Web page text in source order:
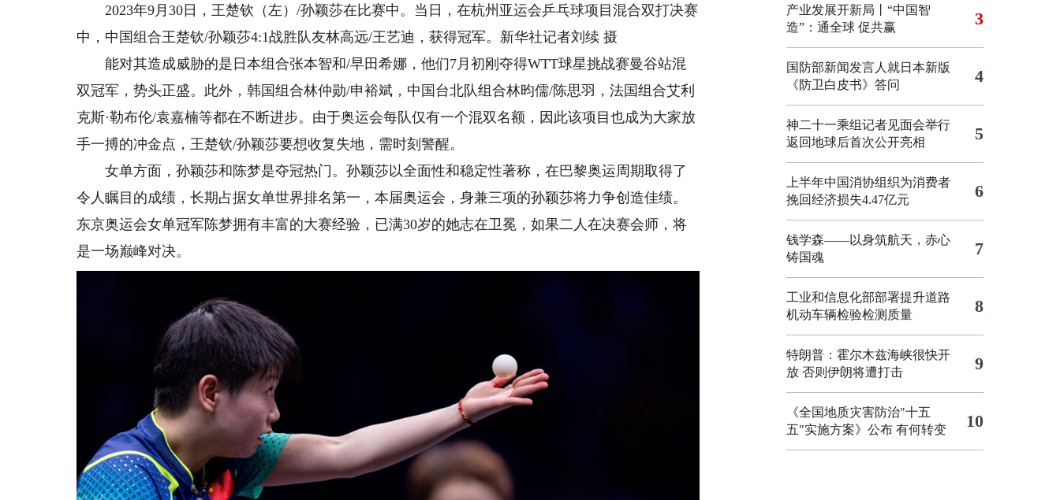
2023年9月30日，王楚钦（左）/孙颖莎在比赛中。当日，在杭州亚运会乒乓球项目混合双打决赛
中，中国组合王楚钦/孙颖莎4:1战胜队友林高远/王艺迪，获得冠军。新华社记者刘续 摄
能对其造成威胁的是日本组合张本智和/早田希娜，他们7月初刚夺得WTT球星挑战赛曼谷站混
双冠军，势头正盛。此外，韩国组合林仲勋/申裕斌，中国台北队组合林昀儒/陈思羽，法国组合艾利
克斯·勒布伦/袁嘉楠等都在不断进步。由于奥运会每队仅有一个混双名额，因此该项目也成为大家放
手一搏的冲金点，王楚钦/孙颖莎要想收复失地，需时刻警醒。
女单方面，孙颖莎和陈梦是夺冠热门。孙颖莎以全面性和稳定性著称，在巴黎奥运周期取得了
令人瞩目的成绩，长期占据女单世界排名第一，本届奥运会，身兼三项的孙颖莎将力争创造佳绩。
东京奥运会女单冠军陈梦拥有丰富的大赛经验，已满30岁的她志在卫冕，如果二人在决赛会师，将
是一场巅峰对决。
产业发展开新局丨“中国智
造”：通全球 促共赢
3
国防部新闻发言人就日本新版
《防卫白皮书》答问
4
神二十一乘组记者见面会举行
返回地球后首次公开亮相
5
上半年中国消协组织为消费者
挽回经济损失4.47亿元
6
钱学森——以身筑航天，赤心
铸国魂
7
工业和信息化部部署提升道路
机动车辆检验检测质量
8
特朗普：霍尔木兹海峡很快开
放 否则伊朗将遭打击
9
《全国地质灾害防治"十五
五"实施方案》公布 有何转变
10